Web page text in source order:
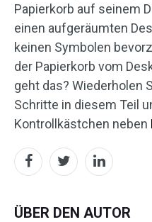
Papierkorb auf seinem
einen aufgeräumten
keinen Symbolen
der Papierkorb vom
geht das? Wiederholen
Schritte in diesem Teil
Kontrollkästchen neben
ÜBER DEN AUTOR